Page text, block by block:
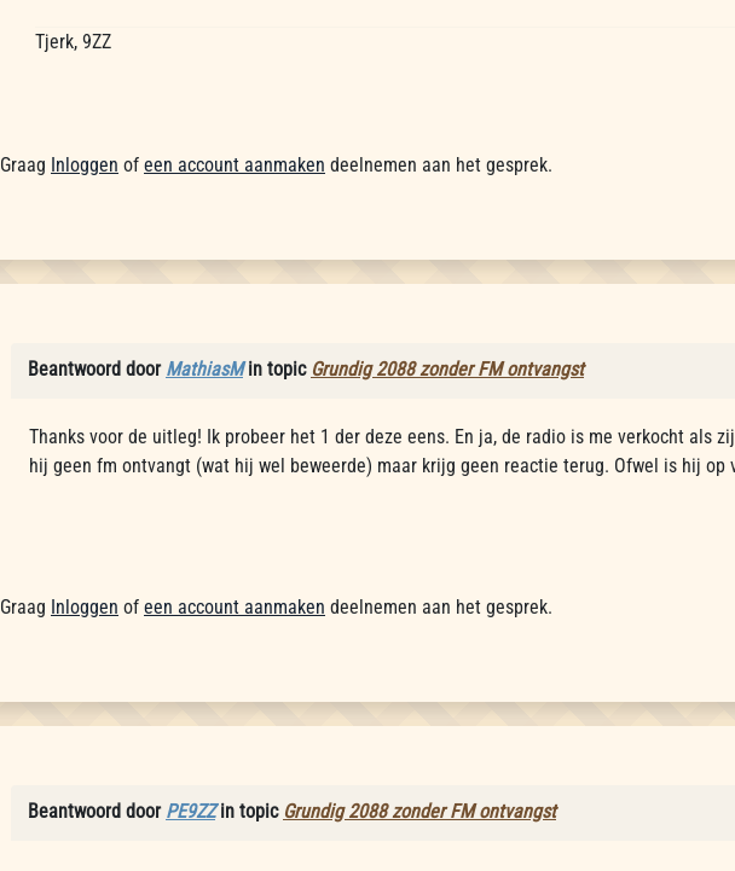
Tjerk, 9ZZ
Graag Inloggen of een account aanmaken deelnemen aan het gesprek.
Beantwoord door MathiasMin topic Grundig 2088 zonder FM ontvangst
Thanks voor de uitleg! Ik probeer het 1 der deze eens. En ja, de radio is me verkocht als
hij geen fm ontvangt (wat hij wel beweerde) maar krijg geen reactie terug. Ofwel is hij op
Graag Inloggen of een account aanmaken deelnemen aan het gesprek.
Beantwoord door PE9ZZin topic Grundig 2088 zonder FM ontvangst